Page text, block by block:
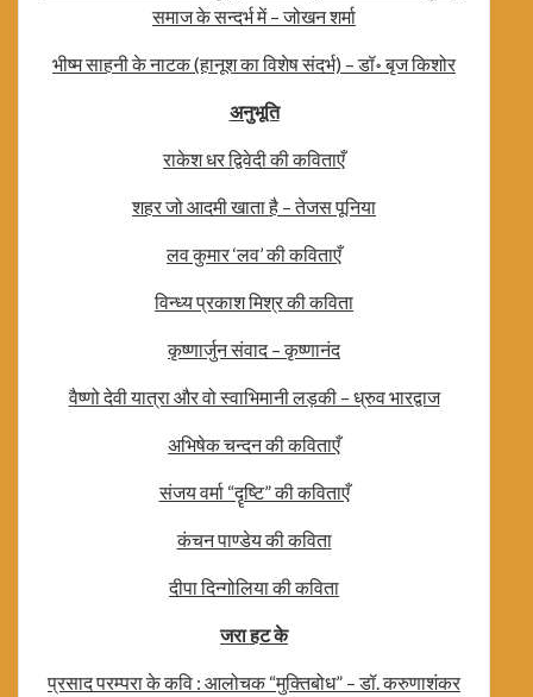
समाज के सन्दर्भ में – जोखन शर्मा
भीष्म साहनी के नाटक (हानूश का विशेष संदर्भ) – डॉ॰ बृज किशोर
अनुभूति
राकेश धर द्विवेदी की कविताएँ
शहर जो आदमी खाता है – तेजस पूनिया
लव कुमार ‘लव’ की कविताएँ
विन्ध्य प्रकाश मिश्र की कविता
कृष्णार्जुन संवाद – कृष्णानंद
वैष्णो देवी यात्रा और वो स्वाभिमानी लड़की – ध्रुव भारद्वाज
अभिषेक चन्दन की कविताएँ
संजय वर्मा “दॄष्टि” की कविताएँ
कंचन पाण्डेय की कविता
दीपा दिन्गोलिया की कविता
जरा हट के
प्रसाद परम्परा के कवि : आलोचक “मुक्तिबोध” – डॉ. करुणाशंकर